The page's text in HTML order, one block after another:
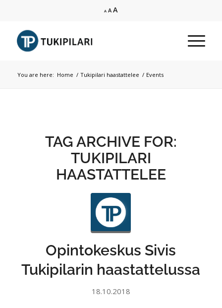
A Decrease
AReset
font
AIncrease
font
You are here: Home / Tukipilari haastattelee / Events
TAG ARCHIVE FOR:
TUKIPILARI
HAASTATTELEE
Opintokeskus Sivis
Tukipilarin haastattelussa
18.10.2018